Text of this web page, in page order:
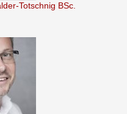
Totschnig BSc.